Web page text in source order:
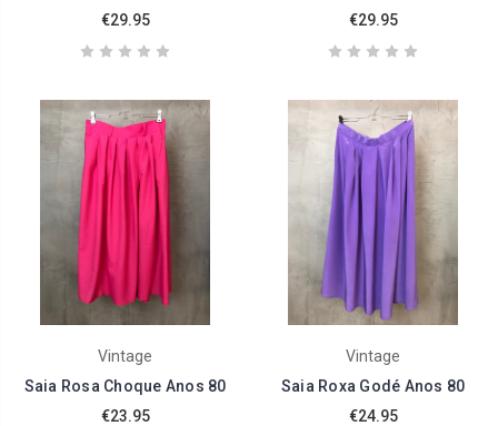
€29.95
€29.95
Vintage
Saia Rosa Choque Anos 80
€23.95
Vintage
Saia Roxa Godé Anos 80
€24.95